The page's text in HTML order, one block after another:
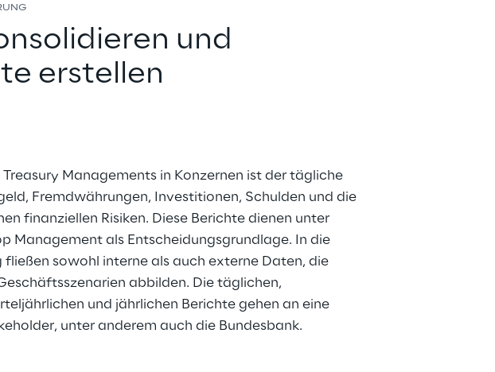
und
erstellen
Treasury Managements in Konzernen ist der tägliche
Fremdwährungen, Investitionen, Schulden und die
finanziellen Risiken. Diese Berichte dienen unter
Management als Entscheidungsgrundlage. In die
fließen sowohl interne als auch externe Daten, die
abbilden. Die täglichen,
und jährlichen Berichte gehen an eine
unter anderem auch die Bundesbank.